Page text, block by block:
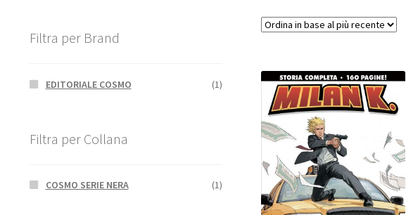
Filtra per Brand
EDITORIALE COSMO (1)
Filtra per Collana
COSMO SERIE NERA (1)